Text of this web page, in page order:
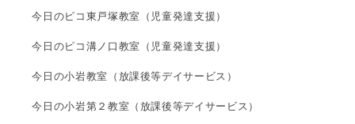
今日のピコ東戸塚教室（児童発達支援）
今日のピコ溝ノ口教室（児童発達支援）
今日の小岩教室（放課後等デイサービス）
今日の小岩第２教室（放課後等デイサービス）